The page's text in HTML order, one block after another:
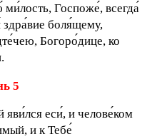
Госпоже́, всегда́
боля́щему,
Богоро́дице, ко
5
еси́, и челове́ком
и к Тебе́